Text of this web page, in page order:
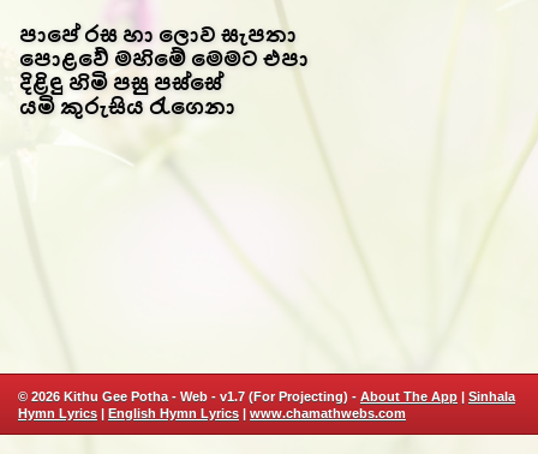
පාපේ රස හා ලොව සැපතා
පොළවේ මහිමේ මෙමට එපා
දිළිඳු හිමි පසු පස්සේ
යමි කුරුසිය රැගෙනා
© 2026 Kithu Gee Potha - Web - v1.7 (For Projecting) - About The App | Sinhala
Hymn Lyrics | English Hymn Lyrics | www.chamathwebs.com